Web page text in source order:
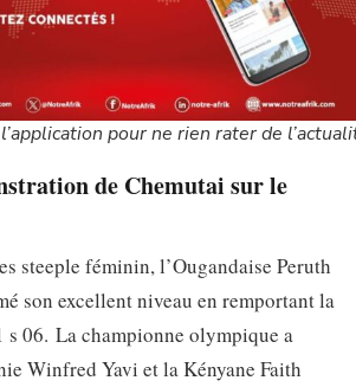
pour ne rien rater de
de Chemutai sur le
steeple féminin, l’Ougandaise Peruth
son excellent niveau en remportant la
s 06. La championne olympique a
Winfred Yavi et la Kényane Faith